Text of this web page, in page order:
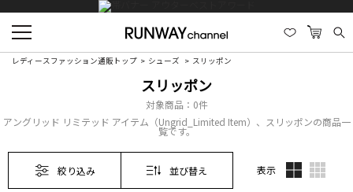
レディースファッション通販トップ シューズ スリッポン
スリッポン
対象商品： 0件
アングリッド リミテッド アイテム（Ungrid_Limited Item）、スリッポンの商品一
覧です。
絞り込み 並び替え 表示